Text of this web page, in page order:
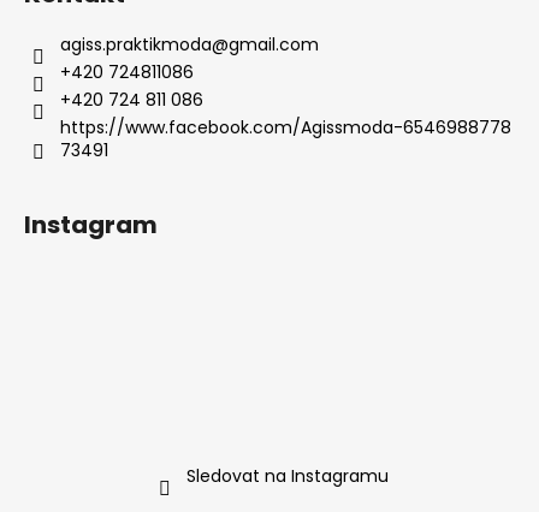
agiss.praktikmoda@gmail.com
+420 724811086
+420 724 811 086
https://www.facebook.com/Agissmoda-6546988778
73491
Instagram
Sledovat na Instagramu